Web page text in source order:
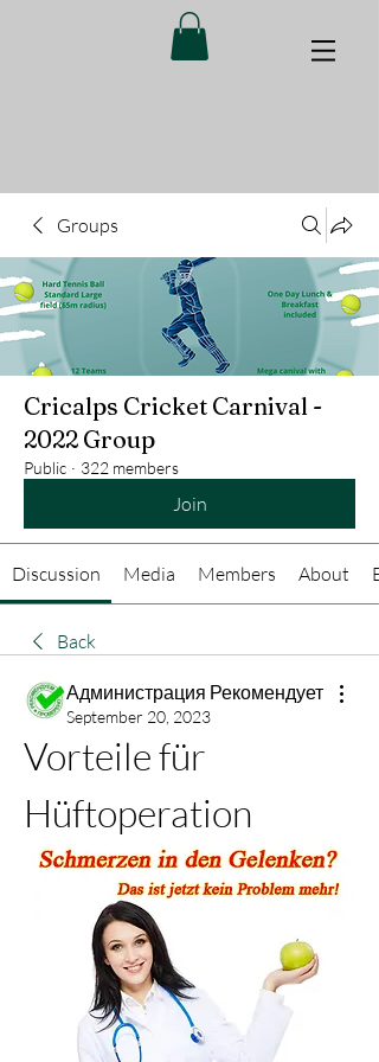
Groups
Cricalps Cricket Carnival -
2022 Group
Public · 322 members
Join
Discussion Media Members About
Back
Администрация Рекомендует
September 20, 2023
Vorteile für
Hüftoperation